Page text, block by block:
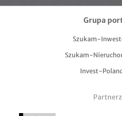
Grupa
Szukam-
Szukam-
Invest-